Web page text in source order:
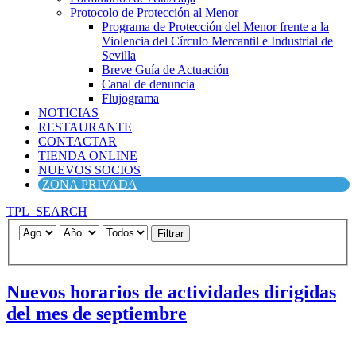
Protocolo de Protección al Menor
Programa de Protección del Menor frente a la
Violencia del Círculo Mercantil e Industrial de
Sevilla
Breve Guía de Actuación
Canal de denuncia
Flujograma
NOTICIAS
RESTAURANTE
CONTACTAR
TIENDA ONLINE
NUEVOS SOCIOS
ZONA PRIVADA
TPL_SEARCH
Filtrar
Nuevos horarios de actividades dirigidas
del mes de septiembre